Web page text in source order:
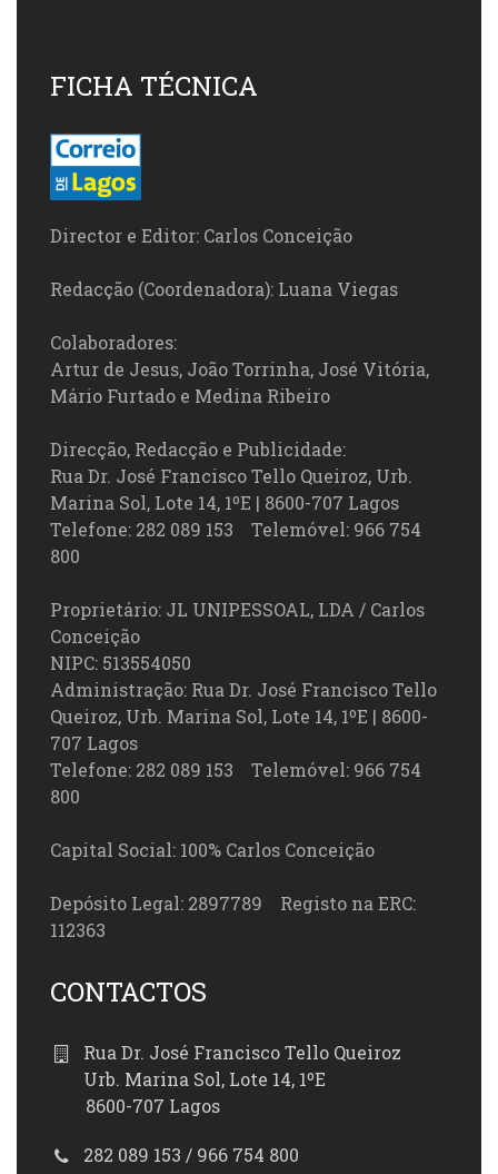
FICHA TÉCNICA
Director e Editor: Carlos Conceição
Redacção (Coordenadora): Luana Viegas
Colaboradores:
Artur de Jesus, João Torrinha, José Vitória,
Mário Furtado e Medina Ribeiro
Direcção, Redacção e Publicidade:
Rua Dr. José Francisco Tello Queiroz, Urb.
Marina Sol, Lote 14, 1ºE | 8600-707 Lagos
Telefone: 282 089 153 Telemóvel: 966 754
800
Proprietário: JL UNIPESSOAL, LDA / Carlos
Conceição
NIPC: 513554050
Administração: Rua Dr. José Francisco Tello
Queiroz, Urb. Marina Sol, Lote 14, 1ºE | 8600-
707 Lagos
Telefone: 282 089 153 Telemóvel: 966 754
800
Capital Social: 100% Carlos Conceição
Depósito Legal: 2897789 Registo na ERC:
112363
CONTACTOS
Rua Dr. José Francisco Tello Queiroz
Urb. Marina Sol, Lote 14, 1ºE
8600-707 Lagos
282 089 153 / 966 754 800